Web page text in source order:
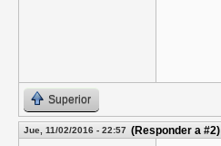
Superior
Jue, 11/02/2016 - 22:57 (Responder a #2)